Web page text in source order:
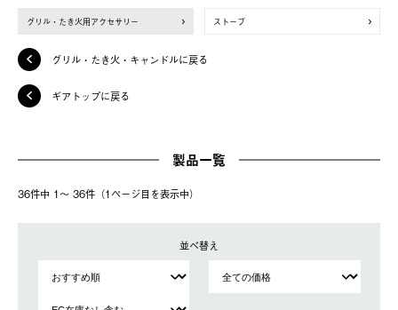
グリル・たき火用アクセサリー ストーブ
グリル・たき火・キャンドルに戻る
ギアトップに戻る
製品一覧
36件中 1〜 36件（1ページ⽬を表⽰中）
並べ替え